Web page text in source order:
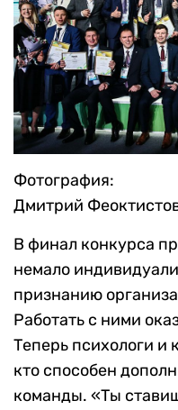
Фотография:
Дмитрий
В финал конкурса
немало
признанию
Работать с ними
Теперь психологи и
кто способен
команды. «Ты